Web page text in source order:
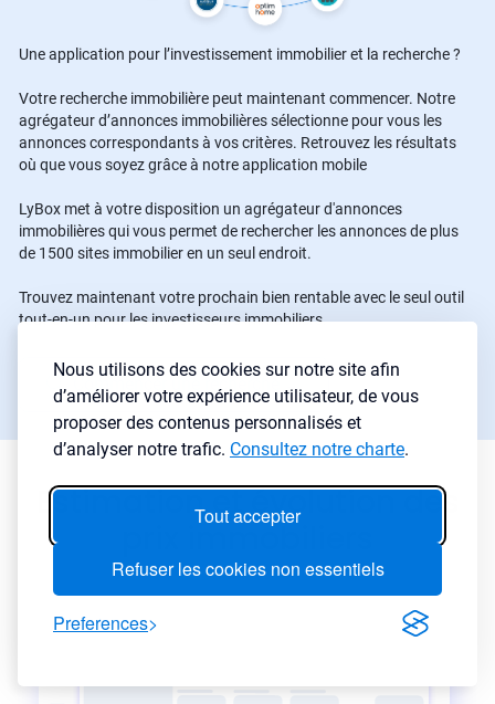
Nous utilisons des cookies sur notre site afin
d’améliorer votre expérience utilisateur, de vous
proposer des contenus personnalisés et
d’analyser notre trafic. Consultez notre charte.
Tout accepter
Refuser les cookies non essentiels
Preferences
Une application pour l’investissement immobilier et la recherche ?
Votre recherche immobilière peut maintenant commencer. Notre
agrégateur d’annonces immobilières sélectionne pour vous les
annonces correspondants à vos critères. Retrouvez les résultats
où que vous soyez grâce à notre application mobile
LyBox met à votre disposition un agrégateur d'annonces
immobilières qui vous permet de rechercher les annonces de plus
de 1500 sites immobilier en un seul endroit.
Trouvez maintenant votre prochain bien rentable avec le seul outil
tout-en-un pour les investisseurs immobiliers.
Commencer une recherche →
Estimation et évolution des
prix immobiliers